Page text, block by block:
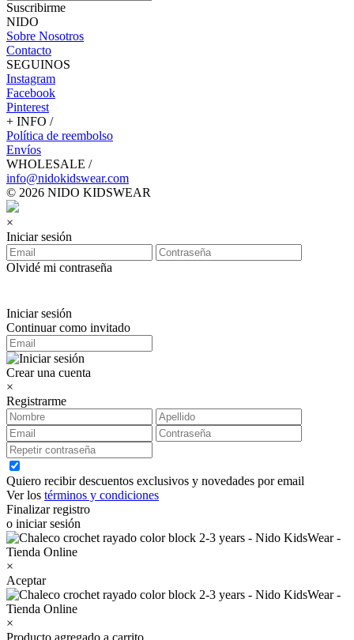
Suscribirme
NIDO
Sobre Nosotros
Contacto
SEGUINOS
Instagram
Facebook
Pinterest
+ INFO /
Política de reembolso
Envíos
WHOLESALE /
info@nidokidswear.com
© 2026 NIDO KIDSWEAR
×
Iniciar sesión
Olvidé mi contraseña
Iniciar sesión
Continuar como invitado
Crear una cuenta
×
Registrarme
Quiero recibir descuentos exclusivos y novedades por email
Ver los términos y condiciones
Finalizar registro
o iniciar sesión
×
Aceptar
×
Producto agregado a carrito